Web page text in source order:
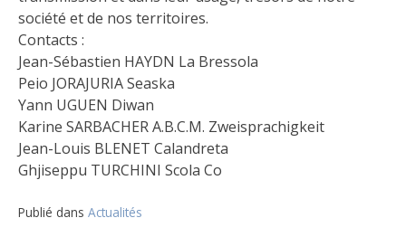
société et de nos territoires.
Contacts :
Jean-Sébastien HAYDN La Bressola
Peio JORAJURIA Seaska
Yann UGUEN Diwan
Karine SARBACHER A.B.C.M. Zweisprachigkeit
Jean-Louis BLENET Calandreta
Ghjiseppu TURCHINI Scola Co
Publié dans Actualités